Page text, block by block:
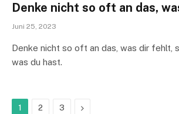
Denke nicht so oft an das,
Juni 25, 2023
Denke nicht so oft an das, was dir fehlt,
was du hast.
1 2 3 Next